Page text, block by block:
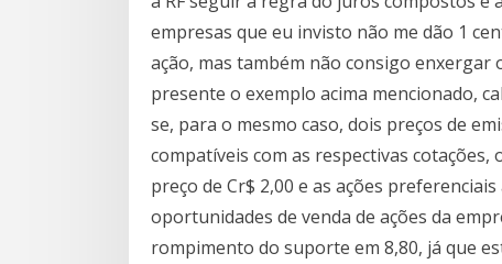
empresas que eu invisto não me dão 1
ação, mas também não consigo
presente o exemplo acima mencionado,
se, para o mesmo caso, dois preços de
compatíveis com as respectivas
preço de Cr$ 2,00 e as ações
oportunidades de venda de ações da
rompimento do suporte em 8,80, já que